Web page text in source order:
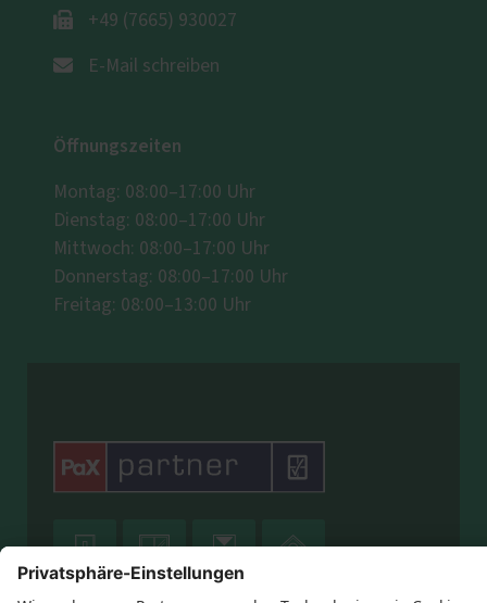
+49 (7665) 930027
E-Mail schreiben
Öffnungszeiten
Montag: 08:00–17:00 Uhr
Dienstag: 08:00–17:00 Uhr
Mittwoch: 08:00–17:00 Uhr
Donnerstag: 08:00–17:00 Uhr
Freitag: 08:00–13:00 Uhr
   